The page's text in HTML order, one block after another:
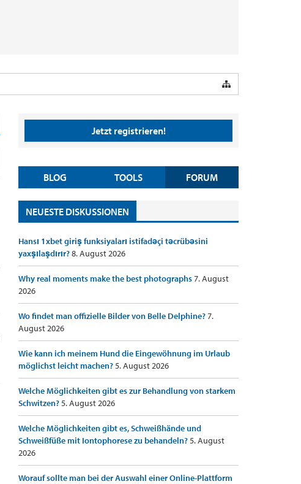
Jetzt registrieren!
BLOG TOOLS FORUM
NEUESTE DISKUSSIONEN
Hansı 1xbet giriş funksiyaları istifadəçi təcrübəsini
yaxşılaşdırır?8. August 2026
Why real moments make the best photographs7. August
2026
Wo findet man offizielle Bilder von Belle Delphine?7.
August 2026
Wie kann ich meinem Hund die Eingewöhnung im Urlaub
möglichst leicht machen?5. August 2026
Welche Möglichkeiten gibt es zur Behandlung von starkem
Schwitzen?5. August 2026
Welche Möglichkeiten gibt es, Schweißhände und
Schweißfüße mit Iontophorese zu behandeln?5. August
2026
Worauf sollte man bei der Auswahl einer Online-Plattform